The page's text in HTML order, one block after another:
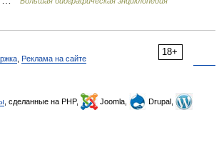
18+
Реклама на сайте
, сделанные на PHP, Joomla,
Drupal,